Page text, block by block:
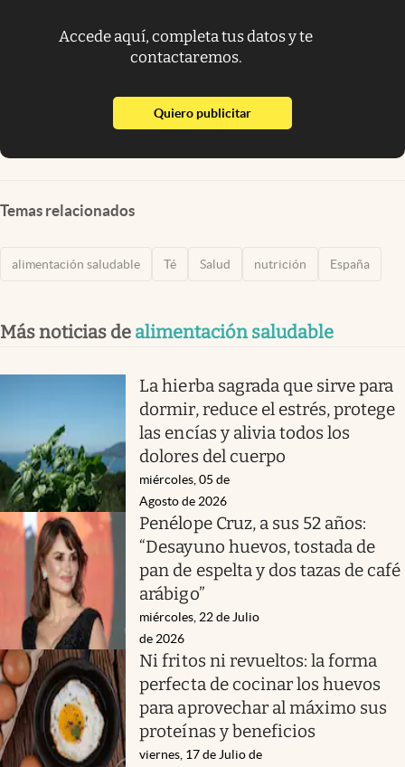
Accede aquí, completa tus datos y te
contactaremos.
Quiero publicitarabre en nueva pestaña
Temas relacionados
alimentación saludable Té Salud nutrición España
Más noticias de alimentación saludable
La hierba sagrada que sirve para
dormir, reduce el estrés, protege
las encías y alivia todos los
dolores del cuerpo
miércoles, 05 de
Agosto de 2026
Penélope Cruz, a sus 52 años:
“Desayuno huevos, tostada de
pan de espelta y dos tazas de café
arábigo”
miércoles, 22 de Julio
de 2026
Ni fritos ni revueltos: la forma
perfecta de cocinar los huevos
para aprovechar al máximo sus
proteínas y beneficios
viernes, 17 de Julio de